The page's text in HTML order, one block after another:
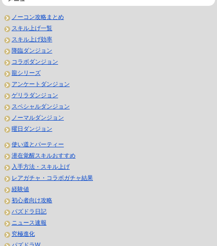
ノーコン攻略まとめ
スキル上げ一覧
スキル上げ効率
降臨ダンジョン
コラボダンジョン
龍シリーズ
アンケートダンジョン
ゲリラダンジョン
スペシャルダンジョン
ノーマルダンジョン
曜日ダンジョン
使い道とパーティー
潜在覚醒スキルおすすめ
入手方法・スキル上げ
レアガチャ・コラボガチャ結果
経験値
初心者向け攻略
パズドラ日記
ニュース速報
究極進化